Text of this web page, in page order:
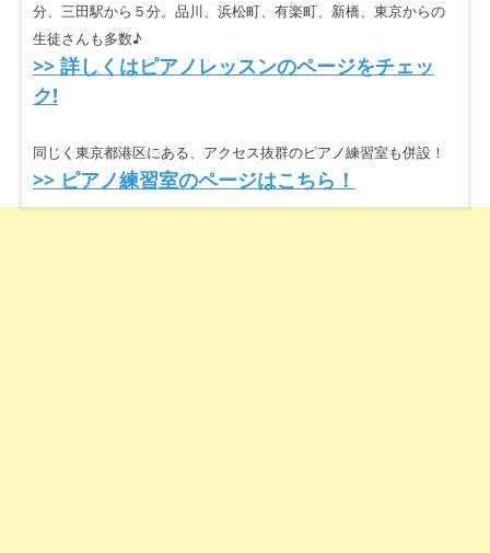
分、三田駅から５分。品川、浜松町、有楽町、新橋、東京からの
生徒さんも多数♪
>> 詳しくはピアノレッスンのページをチェッ
ク!
同じく東京都港区にある、アクセス抜群のピアノ練習室も併設！
>> ピアノ練習室のページはこちら！